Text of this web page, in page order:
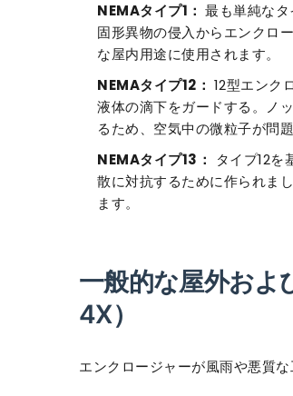
NEMAタイプ1： 最も単純な
固形異物の侵入からエンクロ
な屋内用途に使用されます。
NEMAタイプ12： 12型エンク
液体の滴下をガードする。ノ
るため、空気中の微粒子が問
NEMAタイプ13：
タイプ12を
散に対抗するために作られま
ます。
一般的な屋外およ
4X）
エンクロージャーが風雨や悪質